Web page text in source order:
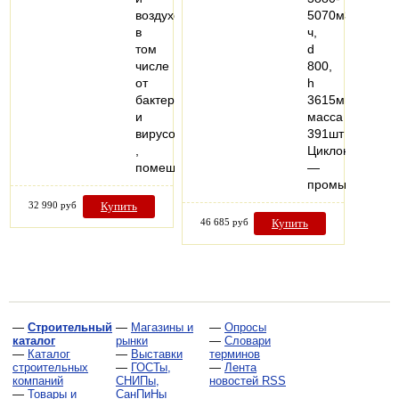
воздухоочистки,
в
том
числе
от
бактерий
и
вирусов
помещения…
32 990 руб Купить
5070м3/
ч,
d
800,
h
3615мм,
масса
391шт
Циклоны
—
46 685 руб Купить
— Строительный
каталог
— Каталог
строительных
компаний
— Товары и
— Магазины и
рынки
— Выставки
— ГОСТы,
СНИПы,
СанПиНы
— Опросы
— Словари
терминов
— Лента
новостей RSS